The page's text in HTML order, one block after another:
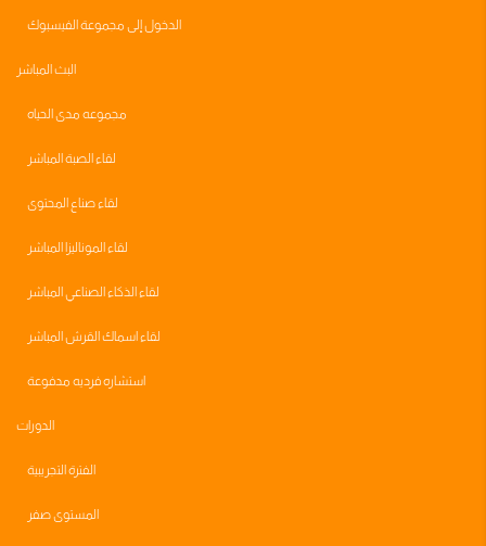
الدخول إلى مجموعة الفيسبوك
البث المباشر
مجموعه مدى الحياه
لقاء الصبة المباشر
لقاء صناع المحتوى
لقاء الموناليزا المباشر
لقاء الذكاء الصناعي المباشر
لقاء اسماك القرش المباشر
استشاره فرديه مدفوعة
الدورات
الفترة التجريبية
المستوى صفر